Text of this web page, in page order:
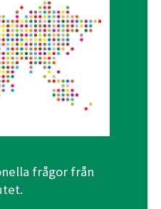
frågor från